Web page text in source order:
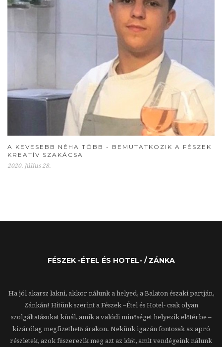
A KEVESEBB NÉHA TÖBB - BEMUTATKOZIK A FÉSZEK
KREATÍV SZAKÁCSA
2020. Július 28.
FÉSZEK -ÉTEL ÉS HOTEL- / ZÁNKA
Ha jól akarsz lakni, akkor nálunk a helyed, a Balaton északi partján,
Zánkán! Hitünk szerint a Fészek –Étel és Hotel- csak olyan
szolgáltatásokat kínál, amik a valódi minőséget helyezik előtérbe –
kizárólag megfizethető árakon. Nekünk igazán fontosak az apró
részletek, azok fűszerezik meg azt az időt, amit vendégeink nálunk